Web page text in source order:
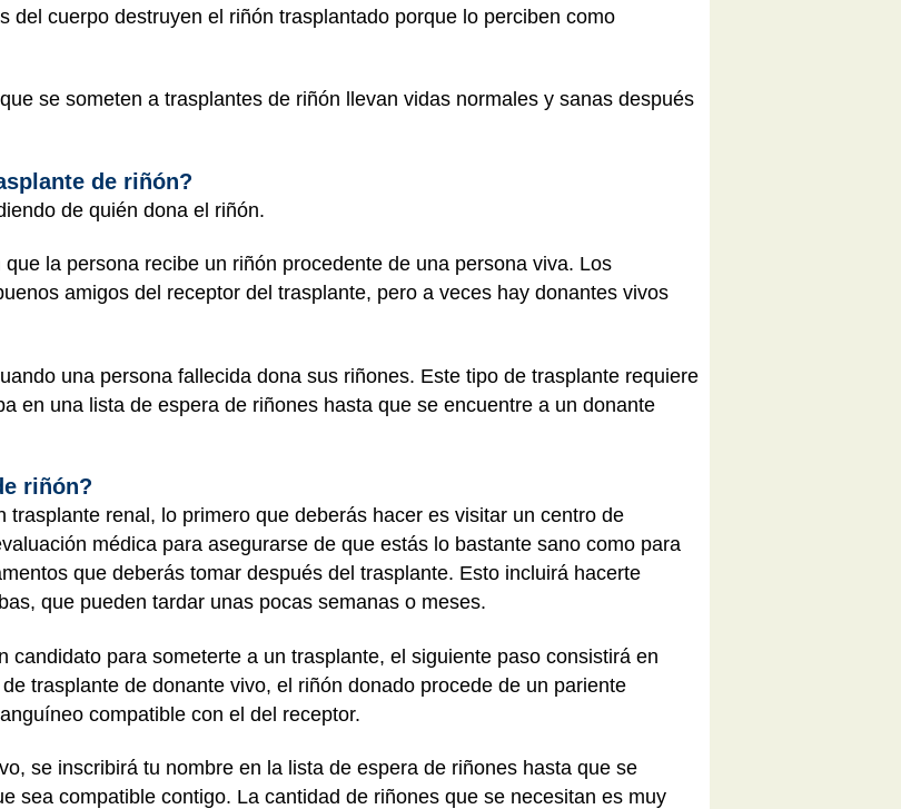
del cuerpo destruyen el riñón trasplantado porque lo perciben como
se someten a trasplantes de riñón llevan vidas normales y sanas después
de riñón?
de quién dona el riñón.
que la persona recibe un riñón procedente de una persona viva. Los
amigos del receptor del trasplante, pero a veces hay donantes vivos
una persona fallecida dona sus riñones. Este tipo de trasplante requiere
en una lista de espera de riñones hasta que se encuentre a un donante
riñón?
renal, lo primero que deberás hacer es visitar un centro de
médica para asegurarse de que estás lo bastante sano como para
que deberás tomar después del trasplante. Esto incluirá hacerte
que pueden tardar unas pocas semanas o meses.
candidato para someterte a un trasplante, el siguiente paso consistirá en
trasplante de donante vivo, el riñón donado procede de un pariente
compatible con el del receptor.
se inscribirá tu nombre en la lista de espera de riñones hasta que se
sea compatible contigo. La cantidad de riñones que se necesitan es muy